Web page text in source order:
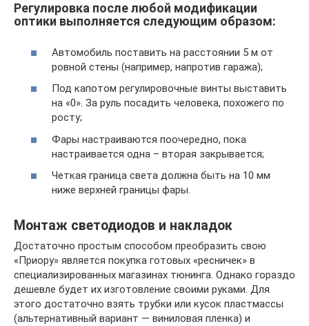
Регулировка после любой модификации
оптики выполняется следующим образом:
Автомобиль поставить на расстоянии 5 м от
ровной стены (например, напротив гаража);
Под капотом регулировочные винты выставить
на «0». За руль посадить человека, похожего по
росту;
Фары настраиваются поочередно, пока
настраивается одна – вторая закрывается;
Четкая граница света должна быть на 10 мм
ниже верхней границы фары.
Монтаж светодиодов и накладок
Достаточно простым способом преобразить свою
«Приору» является покупка готовых «ресничек» в
специализированных магазинах тюнинга. Однако гораздо
дешевле будет их изготовление своими руками. Для
этого достаточно взять трубки или кусок пластмассы
(альтернативный вариант — виниловая пленка) и